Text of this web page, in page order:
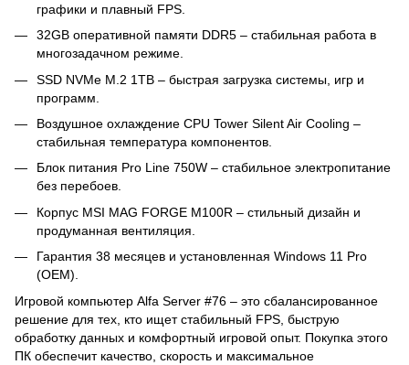
графики и плавный FPS.
32GB оперативной памяти DDR5 – стабильная работа в
многозадачном режиме.
SSD NVMe M.2 1TB – быстрая загрузка системы, игр и
программ.
Воздушное охлаждение CPU Tower Silent Air Cooling –
стабильная температура компонентов.
Блок питания Pro Line 750W – стабильное электропитание
без перебоев.
Корпус MSI MAG FORGE M100R – стильный дизайн и
продуманная вентиляция.
Гарантия 38 месяцев и установленная Windows 11 Pro
(OEM).
Игровой компьютер Alfa Server #76 – это сбалансированное
решение для тех, кто ищет стабильный FPS, быструю
обработку данных и комфортный игровой опыт. Покупка этого
ПК обеспечит качество, скорость и максимальное